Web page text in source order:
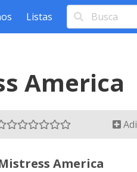
Listas
America
America